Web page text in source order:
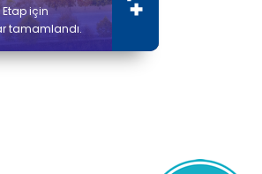
Etap için
tamamlandı.